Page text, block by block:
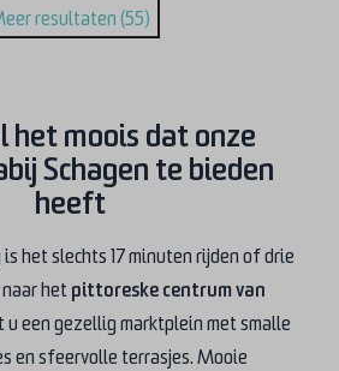
resultaten (55)
het moois dat onze
Schagen te bieden
heeft
het slechts 17 minuten rijden of drie
het pittoreske centrum van
u een gezellig marktplein met smalle
en sfeervolle terrasjes. Mooie